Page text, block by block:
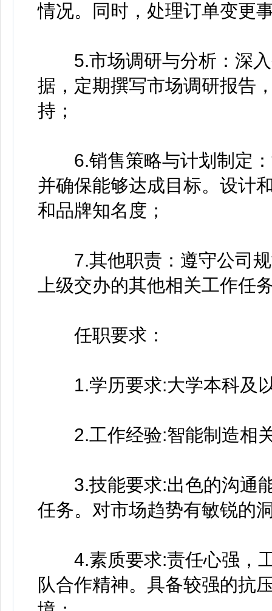
情况。同时，处理订单变更
5.市场调研与分析：深入
据，定期撰写市场调研报告
持；
6.销售策略与计划制定：
并确保能够达成目标。设计
和品牌知名度；
7.其他职责：遵守公司规
上级交办的其他相关工作任
任职要求：
1.学历要求:大学本科及
2.工作经验:智能制造相关
3.技能要求:出色的沟通能
任务。对市场趋势有敏锐的
4.素质要求:责任心强，工
队合作精神。具备较强的抗